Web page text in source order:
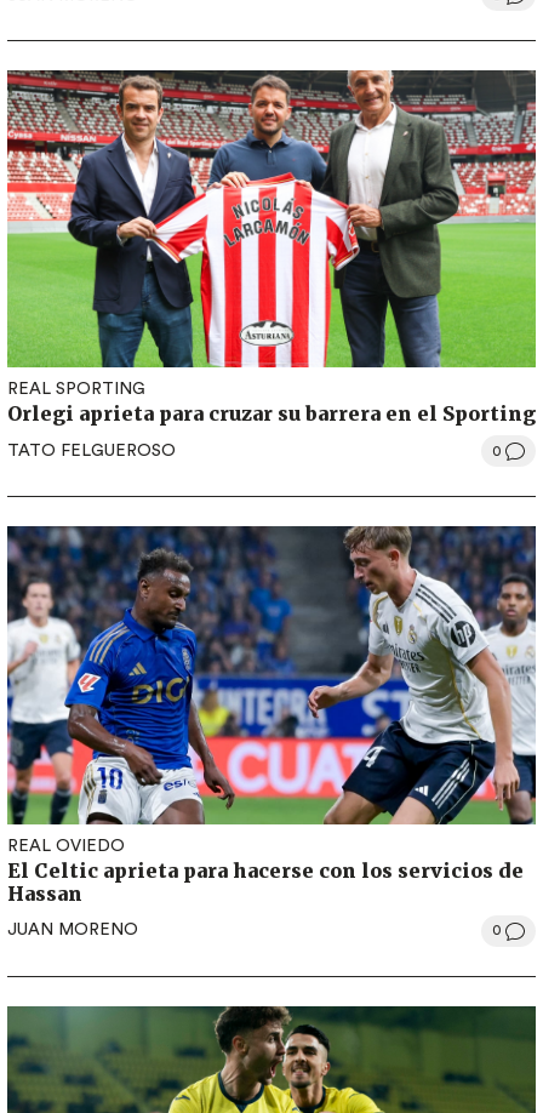
REAL SPORTING
Orlegi aprieta para cruzar su barrera en el Sporting
TATO FELGUEROSO 0
REAL OVIEDO
El Celtic aprieta para hacerse con los servicios de
Hassan
JUAN MORENO 0